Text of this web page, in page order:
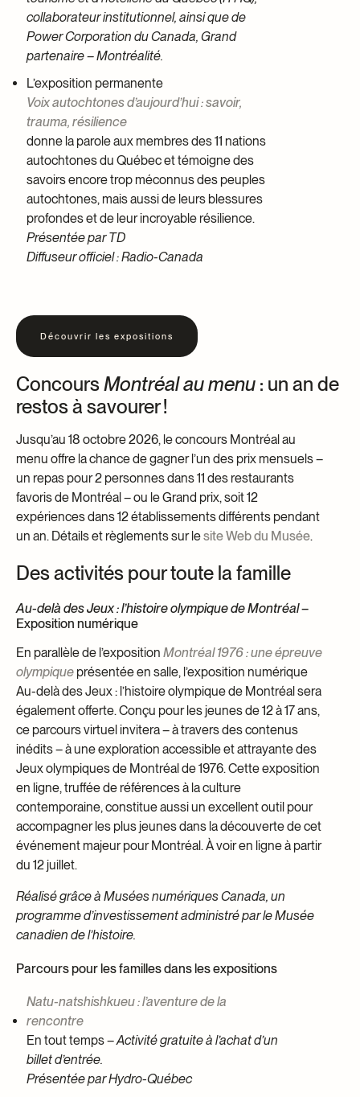
collaborateur institutionnel, ainsi que de
Power Corporation du Canada, Grand
partenaire – Montréalité.
L’exposition permanente
Voix autochtones d’aujourd’hui : savoir,
trauma, résilience
donne la parole aux membres des 11 nations
autochtones du Québec et témoigne des
savoirs encore trop méconnus des peuples
autochtones, mais aussi de leurs blessures
profondes et de leur incroyable résilience.
Présentée par TD
Diffuseur officiel : Radio-Canada
Découvrir les expositions
ConcoursMontréal au menu : un an de
restos à savourer !
Jusqu’au 18 octobre 2026, le concours Montréal au
menu offre la chance de gagner l’un des prix mensuels –
un repas pour 2 personnes dans 11 des restaurants
favoris de Montréal – ou le Grand prix, soit 12
expériences dans 12 établissements différents pendant
un an. Détails et règlements sur lesite Web du Musée.
Des activités pour toute la famille
Au-delà des Jeux : l’histoire olympique de Montréal–
Exposition numérique
En parallèle de l’exposition Montréal 1976 : une épreuve
olympique présentée en salle, l’exposition numérique
Au-delà des Jeux : l’histoire olympique de Montréal sera
également offerte. Conçu pour les jeunes de 12 à 17 ans,
ce parcours virtuel invitera – à travers des contenus
inédits – à une exploration accessible et attrayante des
Jeux olympiques de Montréal de 1976. Cette exposition
en ligne, truffée de références à la culture
contemporaine, constitue aussi un excellent outil pour
accompagner les plus jeunes dans la découverte de cet
événement majeur pour Montréal. À voir en ligne à partir
du 12 juillet.
Réalisé grâce à Musées numériques Canada, un
programme d’investissement administré par le Musée
canadien de l’histoire.
Parcours pour les familles dans les expositions
Natu-natshishkueu : l’aventure de la
rencontre
En tout temps –Activité gratuite à l’achat d’un
billet d’entrée.
Présentée par Hydro-Québec